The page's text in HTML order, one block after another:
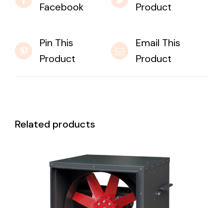
Facebook
Product
Pin This
Product
Email This
Product
Related products